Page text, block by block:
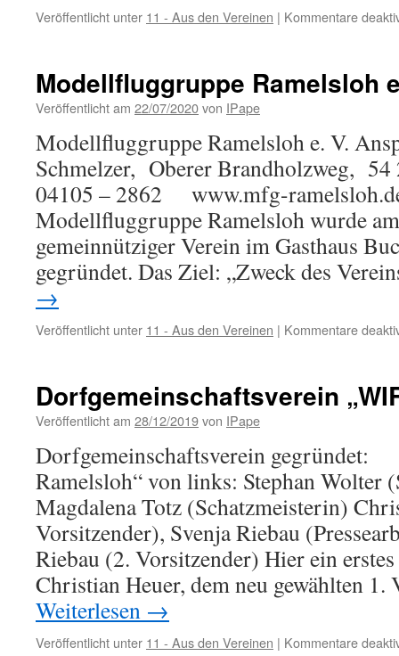
Veröffentlicht unter 11 - Aus den Vereinen | Kommentare
Modellfluggruppe Ramelsloh
Veröffentlicht am 22/07/2020von IPape
Modellfluggruppe Ramelsloh e. V.
Schmelzer, Oberer Brandholzweg,
04105 – 2862 www.mfg-
Modellfluggruppe Ramelsloh wurde
gemeinnütziger Verein im Gasthaus
gegründet. Das Ziel: „Zweck des
→
Veröffentlicht unter 11 - Aus den Vereinen | Kommentare
Dorfgemeinschaftsverein
Veröffentlicht am 28/12/2019von IPape
Dorfgemeinschaftsverein
Ramelsloh“ von links: Stephan Wolter
Magdalena Totz (Schatzmeisterin)
Vorsitzender), Svenja Riebau
Riebau (2. Vorsitzender) Hier ein
Christian Heuer, dem neu gewählten
Weiterlesen →
Veröffentlicht unter 11 - Aus den Vereinen | Kommentare